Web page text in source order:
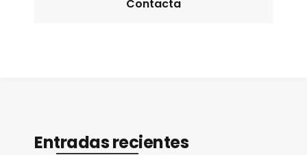
Contacta
Entradas recientes